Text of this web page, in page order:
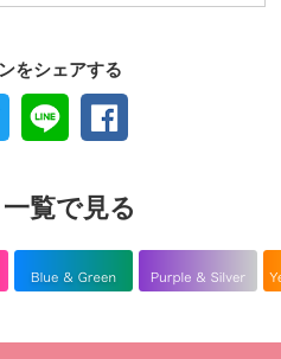
をシェアする
覧で見る